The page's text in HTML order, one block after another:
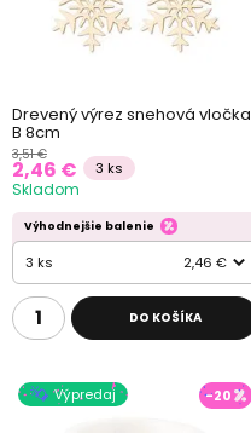
Drevený výrez snehová vločka
B 8cm
3,51 €
2,46 € 3 ks
Skladom
Výhodnejšie balenie
3 ks 2,46 €
DO KOŠÍKA
Výpredaj -20